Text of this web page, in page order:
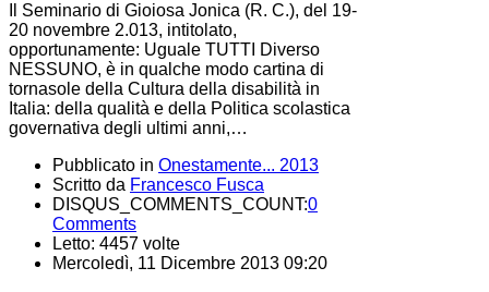
Il Seminario di Gioiosa Jonica (R. C.), del 19-
20 novembre 2.013, intitolato,
opportunamente: Uguale TUTTI Diverso
NESSUNO, è in qualche modo cartina di
tornasole della Cultura della disabilità in
Italia: della qualità e della Politica scolastica
governativa degli ultimi anni,…
Pubblicato in Onestamente... 2013
Scritto da Francesco Fusca
DISQUS_COMMENTS_COUNT:0
Comments
Letto: 4457 volte
Mercoledì, 11 Dicembre 2013 09:20